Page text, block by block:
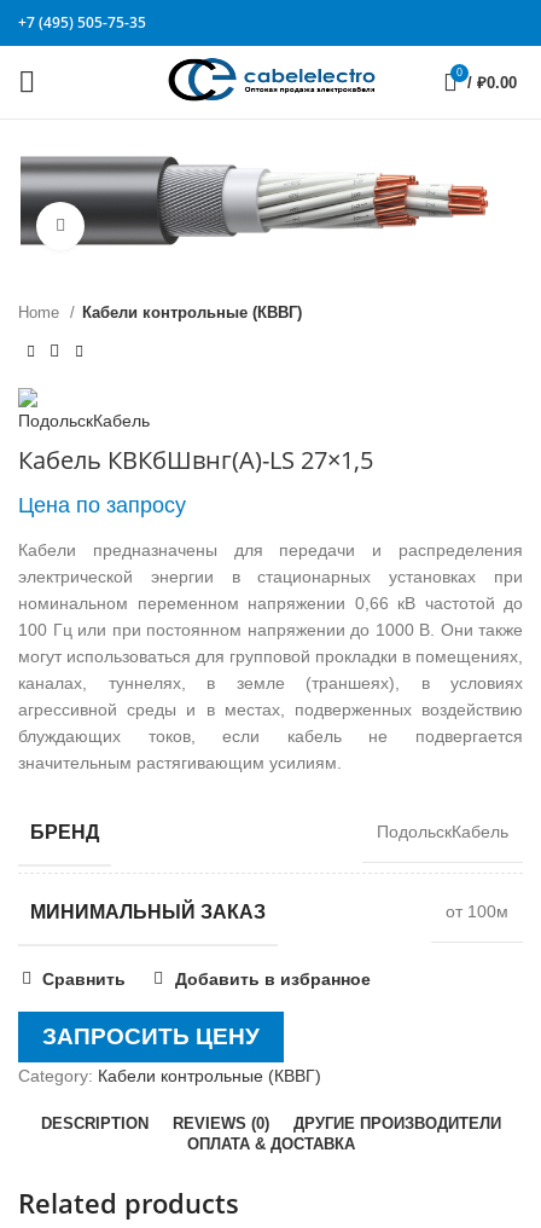
+7 (495) 505-75-35
0
/ ₽0.00
Click to enlarge
Home Кабели контрольные (КВВГ)
Кабель КВКбШвнг(А)-LS 27×1,5
Цена по запросу
Кабели предназначены для передачи и распределения
электрической энергии в стационарных установках при
номинальном переменном напряжении 0,66 кВ частотой до
100 Гц или при постоянном напряжении до 1000 В. Они также
могут использоваться для групповой прокладки в помещениях,
каналах, туннелях, в земле (траншеях), в условиях
агрессивной среды и в местах, подверженных воздействию
блуждающих токов, если кабель не подвергается
значительным растягивающим усилиям.
БРЕНД ПодольскКабель
МИНИМАЛЬНЫЙ ЗАКАЗ от 100м
Сравнить Добавить в избранное
ЗАПРОСИТЬ ЦЕНУ
Category: Кабели контрольные (КВВГ)
DESCRIPTION REVIEWS (0)
ДРУГИЕ ПРОИЗВОДИТЕЛИ
ОПЛАТА & ДОСТАВКА
Related products